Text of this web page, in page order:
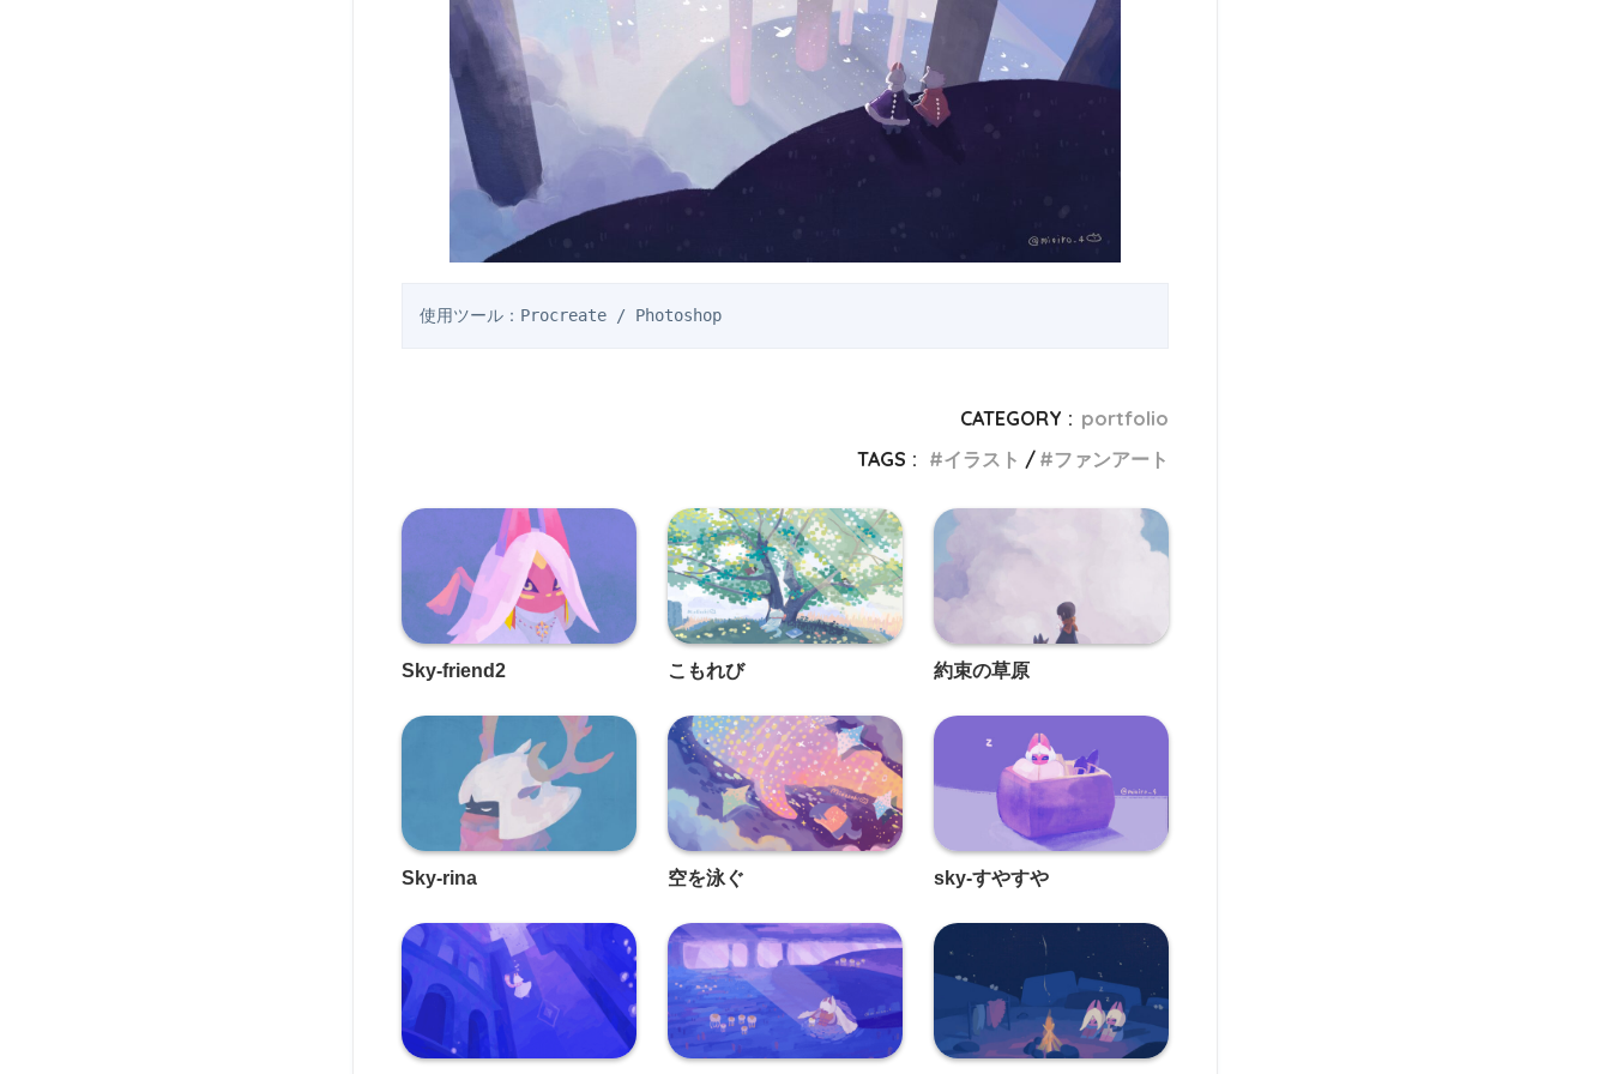
使用ツール：Procreate / Photoshop
CATEGORY : portfolio
TAGS :
イラスト ファンアート
Sky-friend2 こもれび 約束の草原
Sky-rina 空を泳ぐ sky-すやすや